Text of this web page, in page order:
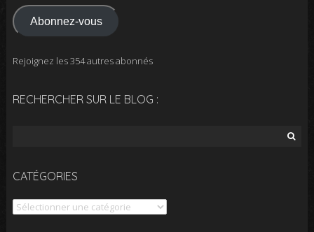
mail
Abonnez-vous
Rejoignez les 354 autres abonnés
RECHERCHER SUR LE BLOG :
CATÉGORIES
Catégories